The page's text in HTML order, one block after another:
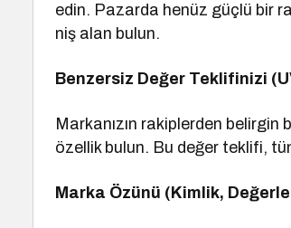
edin. Pazarda henüz güçlü bir
niş alan bulun.
Benzersiz Değer Teklifinizi
Markanızın rakiplerden
özellik bulun. Bu değer teklifi,
Marka Özünü (Kimlik,